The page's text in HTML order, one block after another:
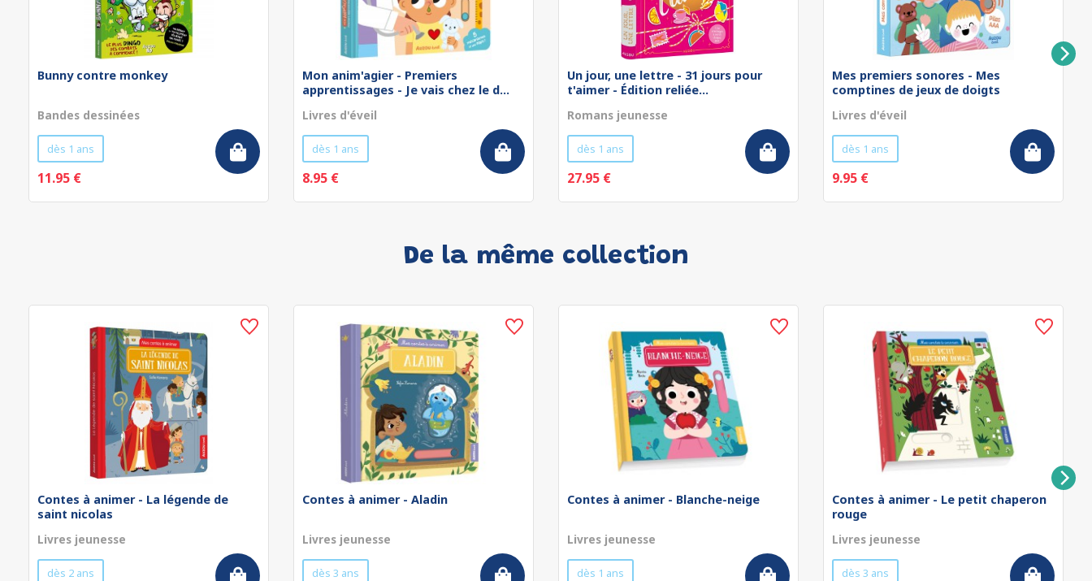
Bunny contre monkey
Bandes dessinées
dès 1 ans
11.95 €
Mon anim'agier - Premiers
apprentissages - Je vais chez le d...
Livres d'éveil
dès 1 ans
8.95 €
Un jour, une lettre - 31 jours pour
t'aimer - Édition reliée...
Romans jeunesse
dès 1 ans
27.95 €
Mes premiers sonores - Mes
comptines de jeux de doigts
Livres d'éveil
dès 1 ans
9.95 €
De la même collection
Contes à animer - La légende de
saint nicolas
Livres jeunesse
dès 2 ans
Contes à animer - Aladin
Livres jeunesse
dès 3 ans
Contes à animer - Blanche-neige
Livres jeunesse
dès 1 ans
Contes à animer - Le petit chaperon
rouge
Livres jeunesse
dès 3 ans